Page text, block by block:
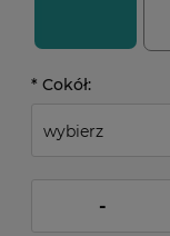
* Cokół:
-